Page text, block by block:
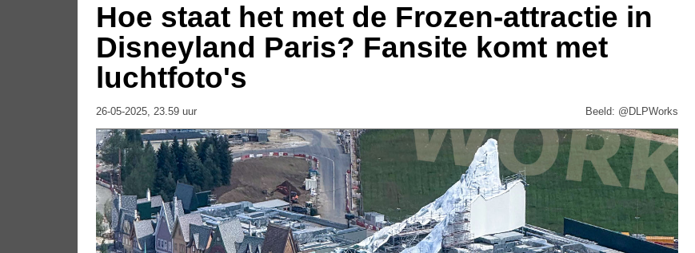
Hoe staat het met de Frozen-attractie in
Disneyland Paris? Fansite komt met
luchtfoto's
26-05-2025, 23.59 uur Beeld: @DLPWorks